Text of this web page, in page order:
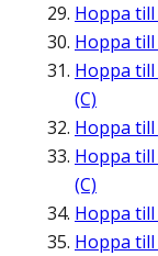
Hoppa till
Hoppa till
Hoppa till
(C)
Hoppa till
Hoppa till
(C)
Hoppa till
Hoppa till